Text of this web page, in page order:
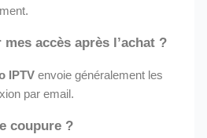
accès après l’achat ?
IPTV envoie généralement les
par email.
coupure ?